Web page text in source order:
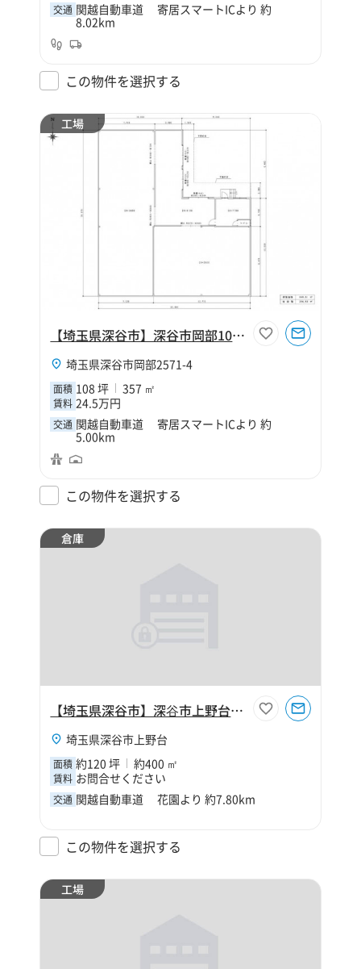
交通 関越自動車道 寄居スマートICより 約
8.02km
この物件を選択する
工場
【埼玉県深谷市】深谷市岡部108坪工場
埼玉県深谷市岡部2571-4
面積 108 坪 357 ㎡
賃料 24.5万円
交通 関越自動車道 寄居スマートICより 約
5.00km
この物件を選択する
倉庫
【埼玉県深谷市】深⾕市上野台120坪倉庫
埼玉県深谷市上野台
面積 約120 坪 約400 ㎡
賃料 お問合せください
交通 関越自動車道 花園より 約7.80km
この物件を選択する
工場